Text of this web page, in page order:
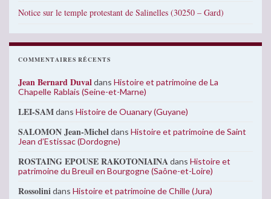
Notice sur le temple protestant de Salinelles (30250 – Gard)
COMMENTAIRES RÉCENTS
Jean Bernard Duvaldans Histoire et patrimoine de La
Chapelle Rablais (Seine-et-Marne)
LEI-SAMdans Histoire de Ouanary (Guyane)
SALOMON Jean-Micheldans Histoire et patrimoine de Saint
Jean d’Estissac (Dordogne)
ROSTAING EPOUSE RAKOTONIAINAdans Histoire et
patrimoine du Breuil en Bourgogne (Saône-et-Loire)
Rossolinidans Histoire et patrimoine de Chille (Jura)